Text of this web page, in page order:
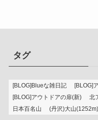
タグ
[BLOG]Blueな雑日記 [BLOG]
[BLOG]アウトドアの扉(新)
北
日本百名山
(丹沢)大山(1252m)